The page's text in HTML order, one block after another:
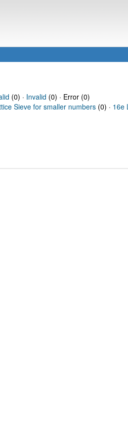
(0) · Invalid (0) · Error (0)
Sieve for smaller numbers (0) · 16e